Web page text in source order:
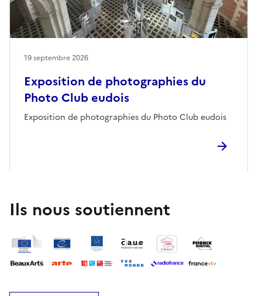
Exposition de photographies du
Photo Club eudois
Exposition de photographies du Photo Club eudois
19 septembre 2026
Ils nous soutiennent